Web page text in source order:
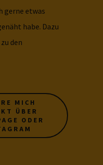
gerne etwas
habe. Dazu
den
MICH
ÜBER
ODER